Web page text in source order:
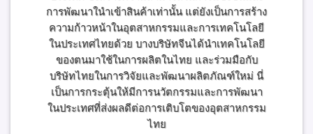
การพัฒนาในำเข้าสินค้าเท่านั้น แต่ยังเป็นการสร้าง
ความก้าวหน้าในอุตสาหกรรมและการเทคโนโลยี
ในประเทศไทยด้วย บางบริษัทจีนได้นำเทคโนโลยี
ของตนมาใช้ในการผลิตในไทย และร่วมมือกับ
บริษัทไทยในการวิจัยและพัฒนาผลิตภัณฑ์ใหม่ นี่
เป็นการกระตุ้นให้มีการนวัตกรรมและการพัฒนา
ในประเทศที่ส่งผลดีต่อการเติบโตของอุตสาหกรรม
ไทย